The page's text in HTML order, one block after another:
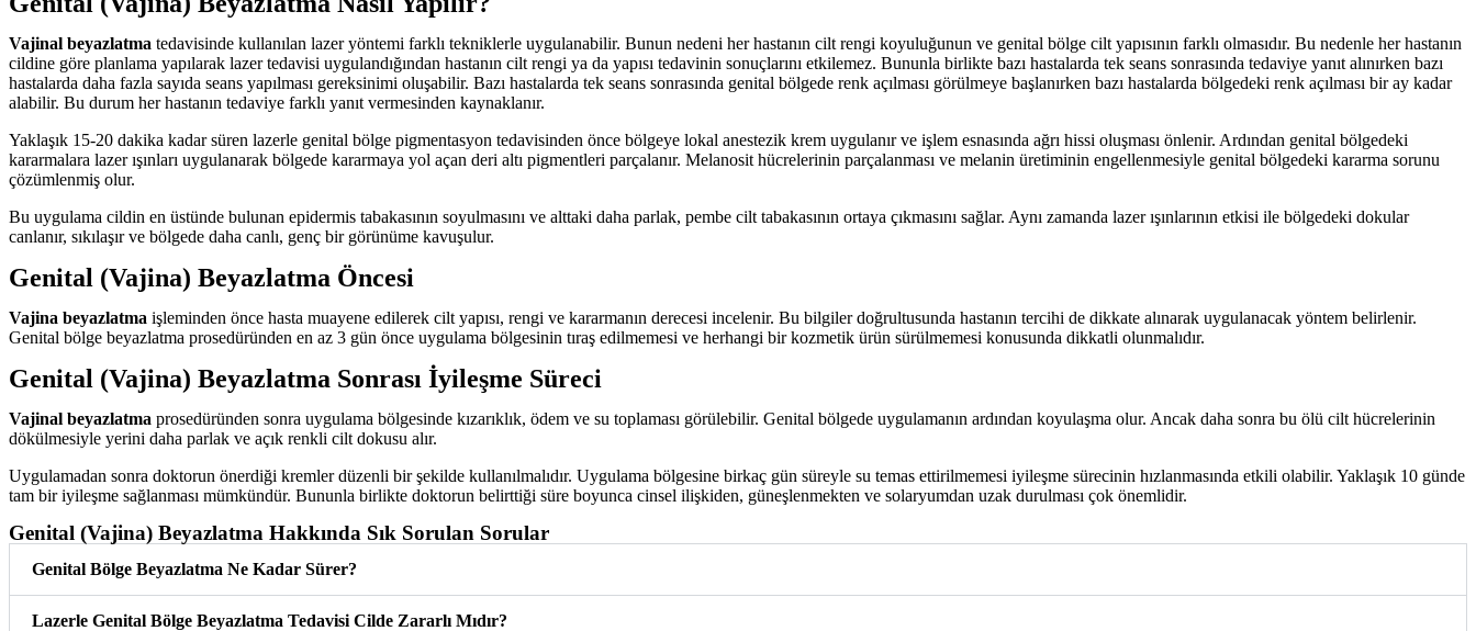
Vajinal beyazlatma tedavisinde kullanılan lazer yöntemi farklı tekniklerle uygulanabilir. Bunun nedeni her hastanın cilt rengi koyuluğunun ve genital bölge cilt yapısının farklı olmasıdır. Bu nedenle her hastanın
cildine göre planlama yapılarak lazer tedavisi uygulandığından hastanın cilt rengi ya da yapısı tedavinin sonuçlarını etkilemez. Bununla birlikte bazı hastalarda tek seans sonrasında tedaviye yanıt alınırken bazı
hastalarda daha fazla sayıda seans yapılması gereksinimi oluşabilir. Bazı hastalarda tek seans sonrasında genital bölgede renk açılması görülmeye başlanırken bazı hastalarda bölgedeki renk açılması bir ay kadar
alabilir. Bu durum her hastanın tedaviye farklı yanıt vermesinden kaynaklanır.
Yaklaşık 15-20 dakika kadar süren lazerle genital bölge pigmentasyon tedavisinden önce bölgeye lokal anestezik krem uygulanır ve işlem esnasında ağrı hissi oluşması önlenir. Ardından genital bölgedeki
kararmalara lazer ışınları uygulanarak bölgede kararmaya yol açan deri altı pigmentleri parçalanır. Melanosit hücrelerinin parçalanması ve melanin üretiminin engellenmesiyle genital bölgedeki kararma sorunu
çözümlenmiş olur.
Bu uygulama cildin en üstünde bulunan epidermis tabakasının soyulmasını ve alttaki daha parlak, pembe cilt tabakasının ortaya çıkmasını sağlar. Aynı zamanda lazer ışınlarının etkisi ile bölgedeki dokular
canlanır, sıkılaşır ve bölgede daha canlı, genç bir görünüme kavuşulur.
Genital (Vajina) Beyazlatma Öncesi
Vajina beyazlatma işleminden önce hasta muayene edilerek cilt yapısı, rengi ve kararmanın derecesi incelenir. Bu bilgiler doğrultusunda hastanın tercihi de dikkate alınarak uygulanacak yöntem belirlenir.
Genital bölge beyazlatma prosedüründen en az 3 gün önce uygulama bölgesinin tıraş edilmemesi ve herhangi bir kozmetik ürün sürülmemesi konusunda dikkatli olunmalıdır.
Genital (Vajina) Beyazlatma Sonrası İyileşme Süreci
Vajinal beyazlatma prosedüründen sonra uygulama bölgesinde kızarıklık, ödem ve su toplaması görülebilir. Genital bölgede uygulamanın ardından koyulaşma olur. Ancak daha sonra bu ölü cilt hücrelerinin
dökülmesiyle yerini daha parlak ve açık renkli cilt dokusu alır.
Uygulamadan sonra doktorun önerdiği kremler düzenli bir şekilde kullanılmalıdır. Uygulama bölgesine birkaç gün süreyle su temas ettirilmemesi iyileşme sürecinin hızlanmasında etkili olabilir. Yaklaşık 10 günde
tam bir iyileşme sağlanması mümkündür. Bununla birlikte doktorun belirttiği süre boyunca cinsel ilişkiden, güneşlenmekten ve solaryumdan uzak durulması çok önemlidir.
Genital (Vajina) Beyazlatma Hakkında Sık Sorulan Sorular
Genital Bölge Beyazlatma Ne Kadar Sürer?
Lazerle Genital Bölge Beyazlatma Tedavisi Cilde Zararlı Mıdır?